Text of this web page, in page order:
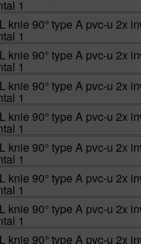
1
knie 90° type A pvc-u 2x
1
knie 90° type A pvc-u 2x
1
knie 90° type A pvc-u 2x
1
knie 90° type A pvc-u 2x
1
knie 90° type A pvc-u 2x
1
knie 90° type A pvc-u 2x
1
knie 90° type A pvc-u 2x
1
knie 90° type A pvc-u 2x